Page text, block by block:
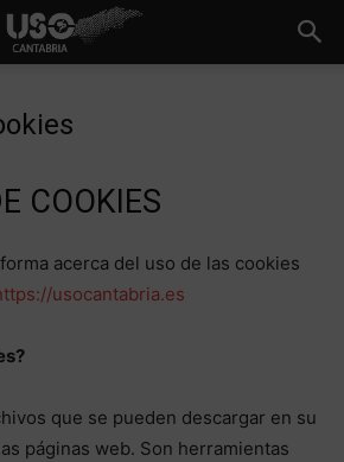
COOKIES
acerca del uso de las cookies
usocantabria.es
que se pueden descargar en su
páginas web. Son herramientas